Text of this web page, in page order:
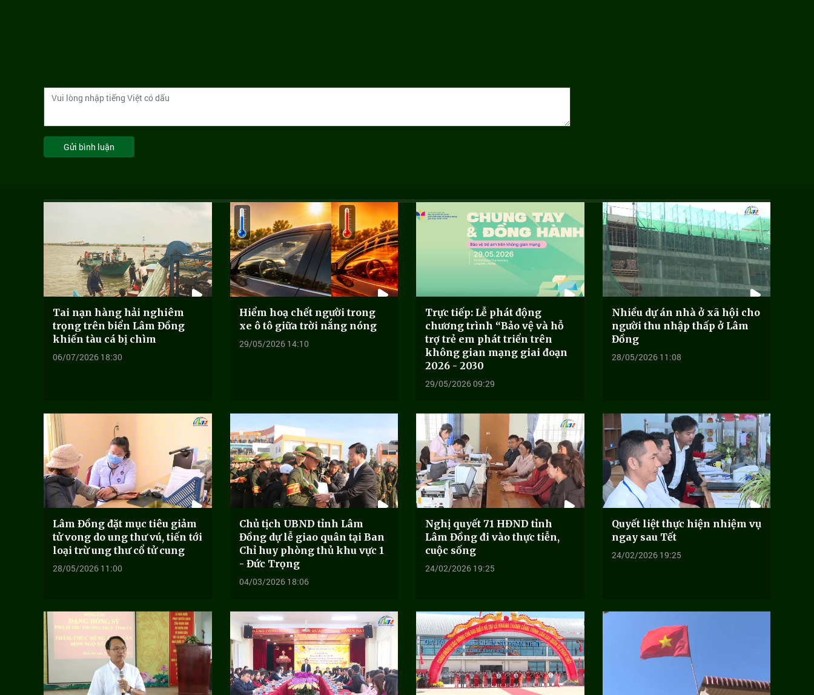
Gửi bình luận
Tai nạn hàng hải nghiêm
trọng trên biển Lâm Đồng
khiến tàu cá bị chìm
06/07/2026 18:30
Hiểm hoạ chết người trong
xe ô tô giữa trời nắng nóng
29/05/2026 14:10
Trực tiếp: Lễ phát động
chương trình “Bảo vệ và hỗ
trợ trẻ em phát triển trên
không gian mạng giai đoạn
2026 - 2030
29/05/2026 09:29
Nhiều dự án nhà ở xã hội cho
người thu nhập thấp ở Lâm
Đồng
28/05/2026 11:08
Lâm Đồng đặt mục tiêu giảm
tử vong do ung thư vú, tiến tới
loại trừ ung thư cổ tử cung
28/05/2026 11:00
Chủ tịch UBND tỉnh Lâm
Đồng dự lễ giao quân tại Ban
Chỉ huy phòng thủ khu vực 1
- Đức Trọng
04/03/2026 18:06
Nghị quyết 71 HĐND tỉnh
Lâm Đồng đi vào thực tiễn,
cuộc sống
24/02/2026 19:25
Quyết liệt thực hiện nhiệm vụ
ngay sau Tết
24/02/2026 19:25